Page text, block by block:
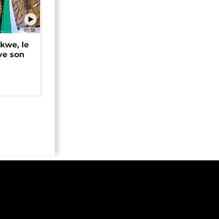
01:58
le
son